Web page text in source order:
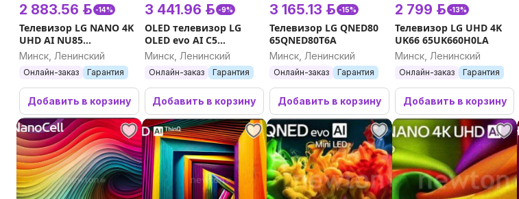
товаров для детей, для дома, для ванной комнаты, для автомобиля, для красоты и
спорта, для дачи и сада и многое другое. Консультация и помощь в подборе техники.
Доступные цены. Реальный склад. 10 лет на рынке. Сервисная поддержка.
Обращайтесь!
2 883.56 р. -14%
Телевизор LG NANO 4K
UHD AI NU85
75NU850B6LA
Минск, Ленинский
Онлайн-заказ Гарантия
Добавить в корзину
3 441.96 р. -9%
OLED телевизор LG
OLED evo AI C5
OLED48C51LA
Минск, Ленинский
Онлайн-заказ Гарантия
Добавить в корзину
3 165.13 р. -15%
Телевизор LG QNED80
65QNED80T6A
Минск, Ленинский
Онлайн-заказ Гарантия
Добавить в корзину
2 799 р. -13%
Телевизор LG UHD 4K
UK66 65UK660H0LA
Минск, Ленинский
Онлайн-заказ Гарантия
Добавить в корзину